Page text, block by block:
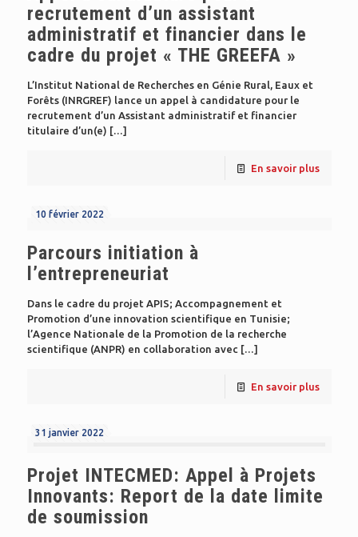
recrutement d’un assistant
administratif et financier dans le
cadre du projet « THE GREEFA »
L’Institut National de Recherches en Génie Rural, Eaux et
Forêts (INRGREF) lance un appel à candidature pour le
recrutement d’un Assistant administratif et financier
titulaire d’un(e) […]
En savoir plus
10 février 2022
Parcours initiation à
l’entrepreneuriat
Dans le cadre du projet APIS; Accompagnement et
Promotion d’une innovation scientifique en Tunisie;
l’Agence Nationale de la Promotion de la recherche
scientifique (ANPR) en collaboration avec […]
En savoir plus
31 janvier 2022
Projet INTECMED: Appel à Projets
Innovants: Report de la date limite
de soumission